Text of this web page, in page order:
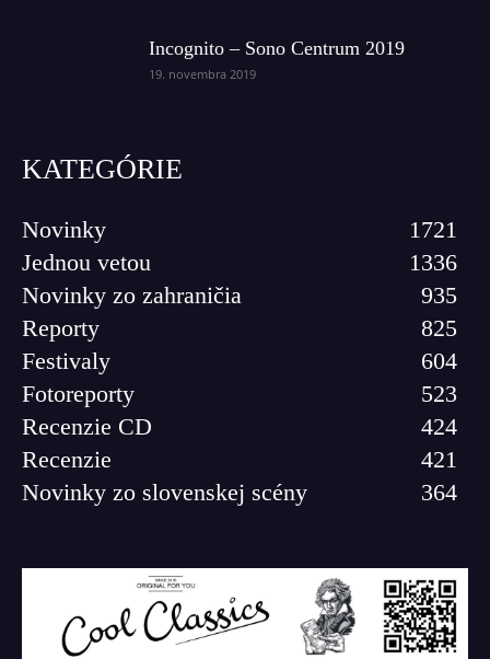
Incognito – Sono Centrum 2019
19. novembra 2019
KATEGÓRIE
Novinky
1721
Jednou vetou
1336
Novinky zo zahraničia
935
Reporty
825
Festivaly
604
Fotoreporty
523
Recenzie CD
424
Recenzie
421
Novinky zo slovenskej scény
364